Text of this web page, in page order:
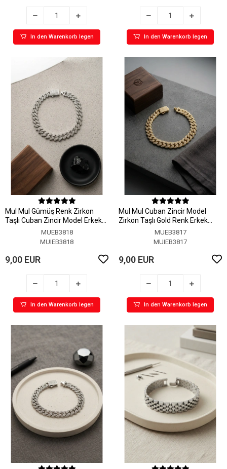
In den Warenkorb legen In den Warenkorb legen
MuI MuI Gümüş Renk Zirkon
Taşlı Cuban Zincir Model Erkek
MUEB3818
MUIEB3818
9,00 EUR
In den Warenkorb legen
MuI MuI Cuban Zincir Model
Zirkon Taşlı Gold Renk Erkek
MUEB3817
MUIEB3817
9,00 EUR
In den Warenkorb legen